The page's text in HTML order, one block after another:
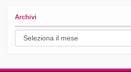
Archivi
Archivi